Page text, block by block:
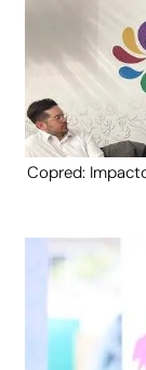
Copred: